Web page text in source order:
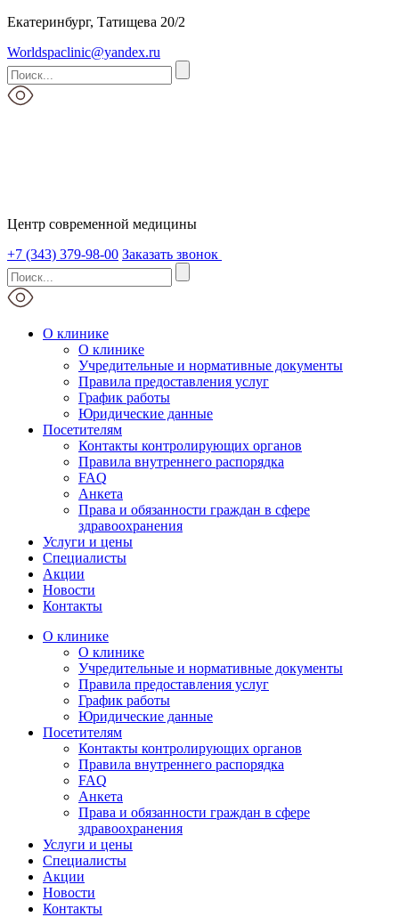
Екатеринбург, Татищева 20/2
Worldspaclinic@yandex.ru
Центр современной медицины
+7 (343) 379-98-00 Заказать звонок
О клинике
О клинике
Учредительные и нормативные документы
Правила предоставления услуг
График работы
Юридические данные
Посетителям
Контакты контролирующих органов
Правила внутреннего распорядка
FAQ
Анкета
Права и обязанности граждан в сфере
здравоохранения
Услуги и цены
Специалисты
Акции
Новости
Контакты
О клинике
О клинике
Учредительные и нормативные документы
Правила предоставления услуг
График работы
Юридические данные
Посетителям
Контакты контролирующих органов
Правила внутреннего распорядка
FAQ
Анкета
Права и обязанности граждан в сфере
здравоохранения
Услуги и цены
Специалисты
Акции
Новости
Контакты